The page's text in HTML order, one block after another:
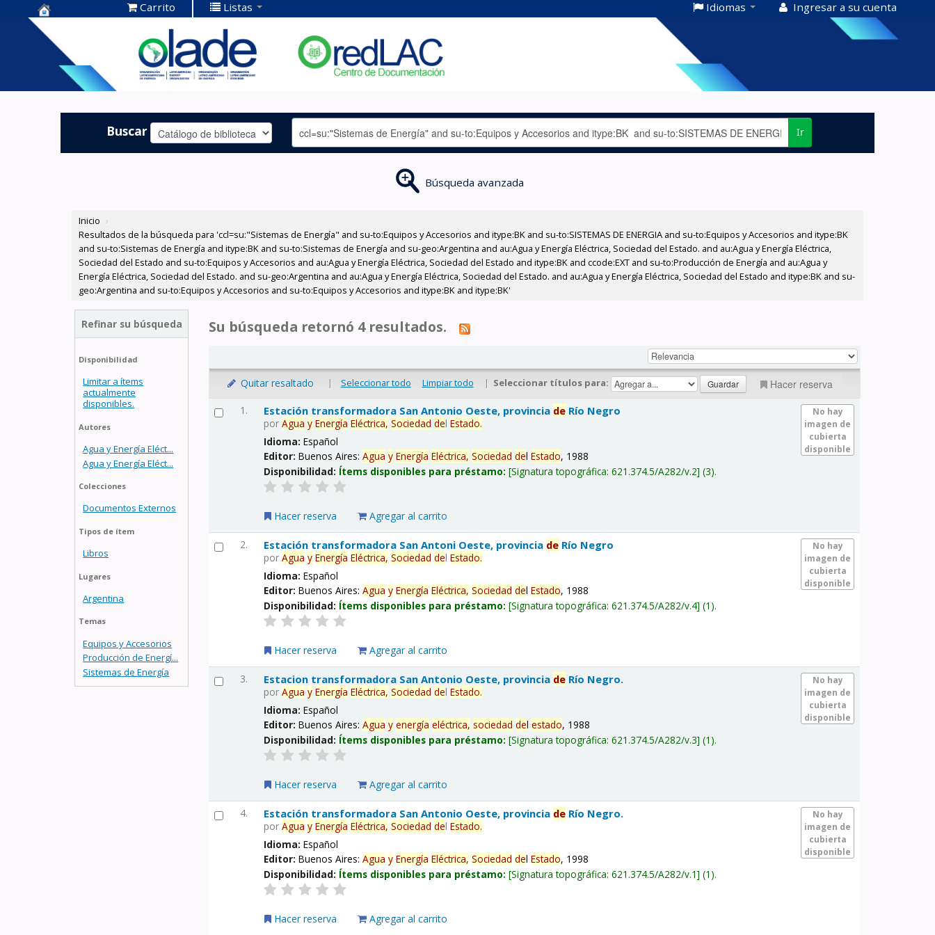
Centro de
Documentación
OLADE -
Carrito Listas Idiomas Ingresar a su cuenta
Buscar Ir
Búsqueda avanzada
Inicio ›
Resultados de la búsqueda para 'ccl=su:"Sistemas de Energía" and su-to:Equipos y Accesorios and itype:BK and su-to:SISTEMAS DE ENERGIA and su-to:Equipos y Accesorios and itype:BK
and su-to:Sistemas de Energía and itype:BK and su-to:Sistemas de Energía and su-geo:Argentina and au:Agua y Energía Eléctrica, Sociedad del Estado. and au:Agua y Energía Eléctrica,
Sociedad del Estado and su-to:Equipos y Accesorios and au:Agua y Energía Eléctrica, Sociedad del Estado and itype:BK and ccode:EXT and su-to:Producción de Energía and au:Agua y
Energía Eléctrica, Sociedad del Estado. and su-geo:Argentina and au:Agua y Energía Eléctrica, Sociedad del Estado. and au:Agua y Energía Eléctrica, Sociedad del Estado and itype:BK and su-
geo:Argentina and su-to:Equipos y Accesorios and su-to:Equipos y Accesorios and itype:BK and itype:BK'
Refinar su búsqueda
Disponibilidad
Limitar a ítems
actualmente
disponibles.
Autores
Agua y Energía Eléct...
Agua y Energía Eléct...
Colecciones
Documentos Externos
Tipos de ítem
Libros
Lugares
Argentina
Temas
Equipos y Accesorios
Producción de Energí...
Sistemas de Energía
Su búsqueda retornó 4 resultados.
Quitar resaltado | Seleccionar todo Limpiar todo | Seleccionar títulos para: Hacer reserva
1.
No hay
imagen de
cubierta
disponible
Estación transformadora San Antonio Oeste, provincia de Río Negro
porAgua y Energía Eléctrica, Sociedad delEstado.
Idioma:Español
Editor:Buenos Aires:Agua y Energía Eléctrica, Sociedad delEstado, 1988
Disponibilidad: Ítems disponibles para préstamo: Signatura topográfica:621.374.5/A282/v.2 (3).
Hacer reserva Agregar al carrito
2.
No hay
imagen de
cubierta
disponible
Estación transformadora San Antoni Oeste, provincia de Río Negro
porAgua y Energía Eléctrica, Sociedad delEstado.
Idioma:Español
Editor:Buenos Aires:Agua y Energía Eléctrica, Sociedad delEstado, 1988
Disponibilidad: Ítems disponibles para préstamo: Signatura topográfica:621.374.5/A282/v.4 (1).
Hacer reserva Agregar al carrito
3.
No hay
imagen de
cubierta
disponible
Estacion transformadora San Antonio Oeste, provincia de Río Negro.
porAgua y Energía Eléctrica, Sociedad delEstado.
Idioma:Español
Editor:Buenos Aires:Agua y energía eléctrica, sociedad delestado, 1988
Disponibilidad: Ítems disponibles para préstamo: Signatura topográfica:621.374.5/A282/v.3 (1).
Hacer reserva Agregar al carrito
4.
No hay
imagen de
cubierta
disponible
Estación transformadora San Antonio Oeste, provincia de Río Negro.
porAgua y Energía Eléctrica, Sociedad delEstado.
Idioma:Español
Editor:Buenos Aires:Agua y Energía Eléctrica, Sociedad delEstado, 1998
Disponibilidad: Ítems disponibles para préstamo: Signatura topográfica:621.374.5/A282/v.1 (1).
Hacer reserva Agregar al carrito